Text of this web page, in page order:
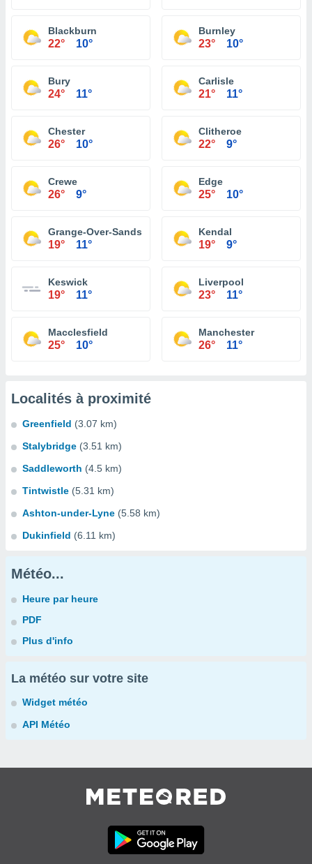
Blackburn
22° 10°
Burnley
23° 10°
Bury
24° 11°
Carlisle
21° 11°
Chester
26° 10°
Clitheroe
22° 9°
Crewe
26° 9°
Edge
25° 10°
Grange-Over-Sands
19° 11°
Kendal
19° 9°
Keswick
19° 11°
Liverpool
23° 11°
Macclesfield
25° 10°
Manchester
26° 11°
Localités à proximité
Greenfield (3.07 km)
Stalybridge (3.51 km)
Saddleworth (4.5 km)
Tintwistle (5.31 km)
Ashton-under-Lyne (5.58 km)
Dukinfield (6.11 km)
Météo...
Heure par heure
PDF
Plus d'info
La météo sur votre site
Widget météo
API Météo